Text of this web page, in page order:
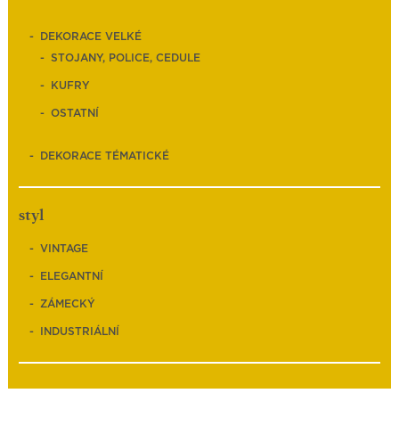
DEKORACE VELKÉ
STOJANY, POLICE, CEDULE
KUFRY
OSTATNÍ
DEKORACE TÉMATICKÉ
styl
VINTAGE
ELEGANTNÍ
ZÁMECKÝ
INDUSTRIÁLNÍ